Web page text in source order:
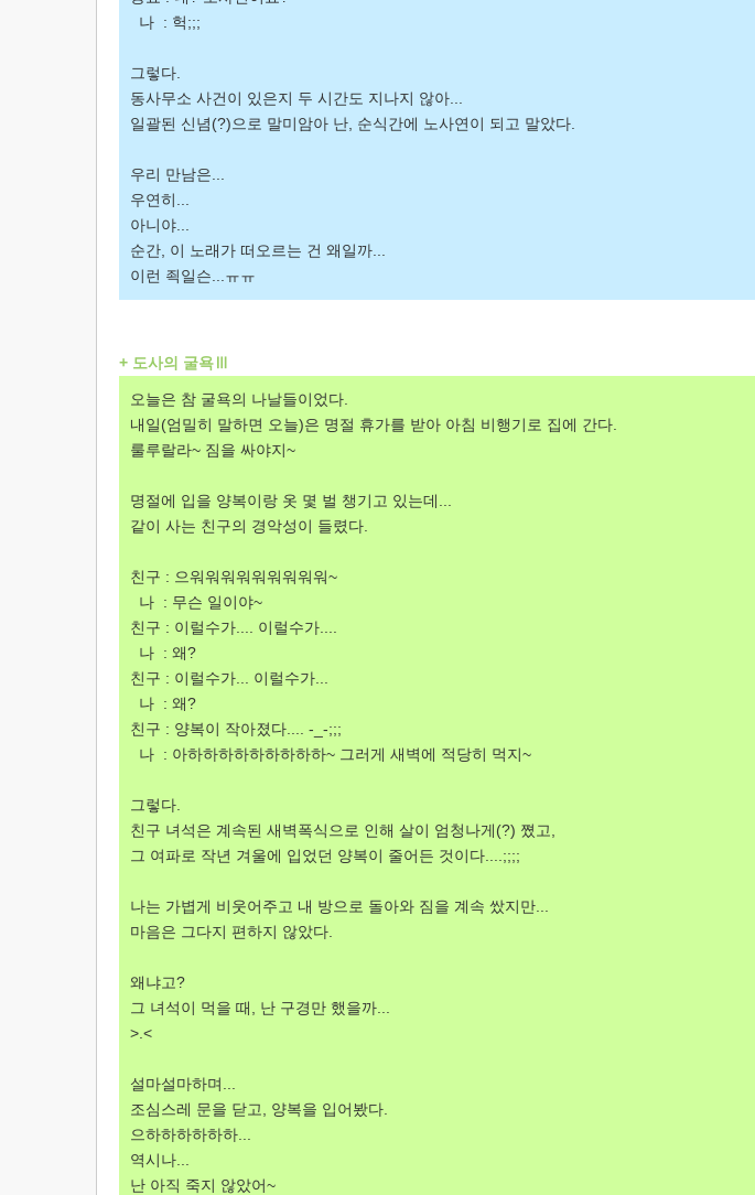
나 : 헉;;;
그렇다.
동사무소 사건이 있은지 두 시간도 지나지 않아...
일괄된 신념(?)으로 말미암아 난, 순식간에 노사연이 되고 말았다.
우리 만남은...
우연히...
아니야...
순간, 이 노래가 떠오르는 건 왜일까...
이런 죅일슨...ㅠㅠ
+ 도사의 굴욕Ⅲ
오늘은 참 굴욕의 나날들이었다.
내일(엄밀히 말하면 오늘)은 명절 휴가를 받아 아침 비행기로 집에 간다.
룰루랄라~ 짐을 싸야지~
명절에 입을 양복이랑 옷 몇 벌 챙기고 있는데...
같이 사는 친구의 경악성이 들렸다.
친구 : 으워워워워워워워워워~
나 : 무슨 일이야~
친구 : 이럴수가.... 이럴수가....
나 : 왜?
친구 : 이럴수가... 이럴수가...
나 : 왜?
친구 : 양복이 작아졌다.... -_-;;;
나 : 아하하하하하하하하하~ 그러게 새벽에 적당히 먹지~
그렇다.
친구 녀석은 계속된 새벽폭식으로 인해 살이 엄청나게(?) 쪘고,
그 여파로 작년 겨울에 입었던 양복이 줄어든 것이다....;;;;
나는 가볍게 비웃어주고 내 방으로 돌아와 짐을 계속 쌌지만...
마음은 그다지 편하지 않았다.
왜냐고?
그 녀석이 먹을 때, 난 구경만 했을까...
>.<
설마설마하며...
조심스레 문을 닫고, 양복을 입어봤다.
으하하하하하하...
역시나...
난 아직 죽지 않았어~